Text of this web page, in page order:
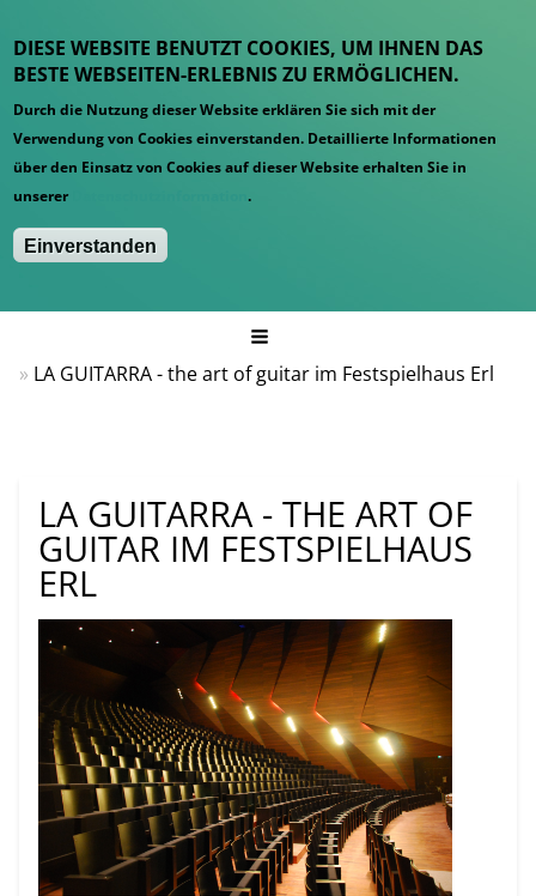
DIESE WEBSITE BENUTZT COOKIES, UM IHNEN DAS
BESTE WEBSEITEN-ERLEBNIS ZU ERMÖGLICHEN.
Durch die Nutzung dieser Website erklären Sie sich mit der
Verwendung von Cookies einverstanden. Detaillierte Informationen
über den Einsatz von Cookies auf dieser Website erhalten Sie in
unserer
Datenschutzinformation.
Einverstanden
LA GUITARRA - the art of guitar im Festspielhaus Erl
LA GUITARRA - THE ART OF
GUITAR IM FESTSPIELHAUS
ERL